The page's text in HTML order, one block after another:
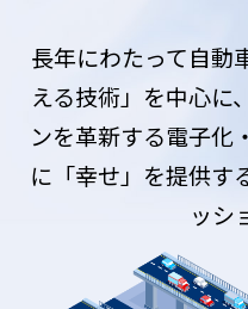
長年にわたって自動
える技術」を中心に、
ンを革新する電子化
に「幸せ」を提供す
ッシ